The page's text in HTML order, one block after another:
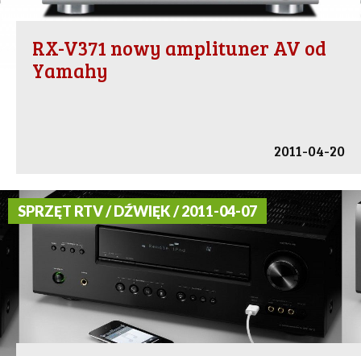
RX-V371 nowy amplituner AV od
Yamahy
2011-04-20
SPRZĘT RTV / DŹWIĘK / 2011-04-07